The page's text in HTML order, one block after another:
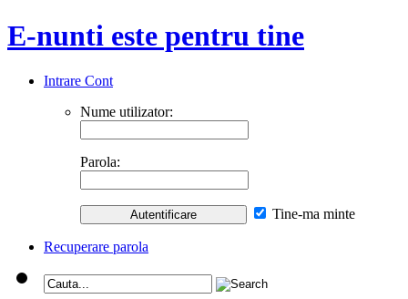
E-nunti este pentru tine
Intrare Cont
Nume utilizator:
Parola:
Tine-ma minte
Recuperare parola